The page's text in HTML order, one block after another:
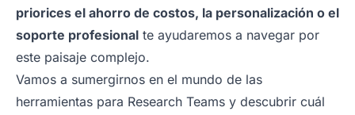
priorices el ahorro de costos, la personalización o el
soporte profesional te ayudaremos a navegar por
este paisaje complejo.
Vamos a sumergirnos en el mundo de las
herramientas para Research Teams y descubrir cuál